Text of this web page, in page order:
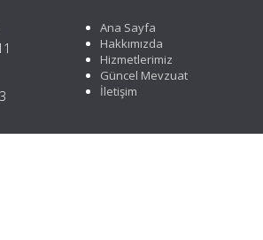
Ana Sayfa
Hakkımızda
Hizmetlerimiz
Güncel Mevzuat
İletişim